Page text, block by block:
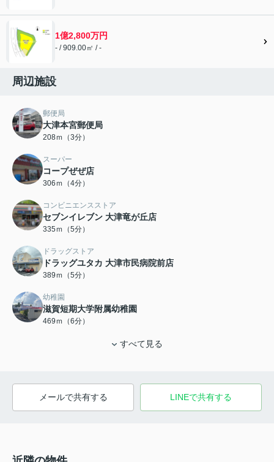
1億2,800万円
- / 909.00㎡ / -
周辺施設
郵便局
大津本宮郵便局
208ｍ（3分）
スーパー
コープぜぜ店
306ｍ（4分）
コンビニエンスストア
セブンイレブン 大津竜が丘店
335ｍ（5分）
ドラッグストア
ドラッグユタカ 大津市民病院前店
389ｍ（5分）
幼稚園
滋賀短期大学附属幼稚園
469ｍ（6分）
すべて見る
メールで共有する LINEで共有する